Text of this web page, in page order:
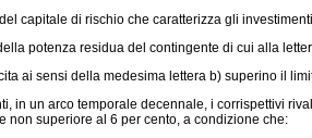
capitale di rischio che caratterizza gli
potenza residua del contingente di cui alla
ai sensi della medesima lettera b) superino il
un arco temporale decennale, i corrispettivi
non superiore al 6 per cento, a condizione che: